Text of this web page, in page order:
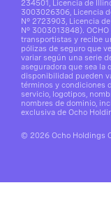
234501, Licencia de
3003026306, Licencia
N° 2723903, Licencia
Nº 3003013848).
transportistas y recibe
pólizas de seguro que
variar según una serie
aseguradora que sea la
disponibilidad pueden
términos y condiciones
servicio, logotipos,
nombres de dominio,
exclusiva de Ocho
© 2026 Ocho Holdings